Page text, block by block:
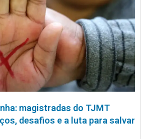
magistradas do TJMT
desafios e a luta para salvar